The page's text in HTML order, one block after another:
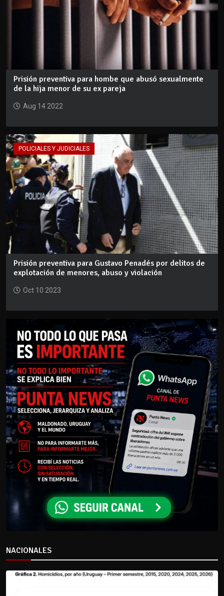
Prisión preventiva para hombe que abusó sexualmente
de la hija menor de su ex pareja
Aug 14 2022
POLICIALES Y JUDICIALES
Prisión preventiva para Gustavo Penadés por delitos de
explotación de menores, abuso y violación
Oct 10 2023
NACIONALES